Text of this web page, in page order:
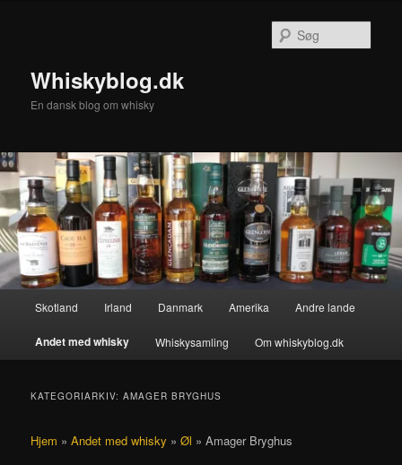
Whiskyblog.dk
En dansk blog om whisky
Skotland Irland Danmark Amerika Andre lande
Andet med whisky Whiskysamling Om whiskyblog.dk
KATEGORIARKIV:AMAGER BRYGHUS
Hjem »Andet med whisky »Øl »Amager Bryghus